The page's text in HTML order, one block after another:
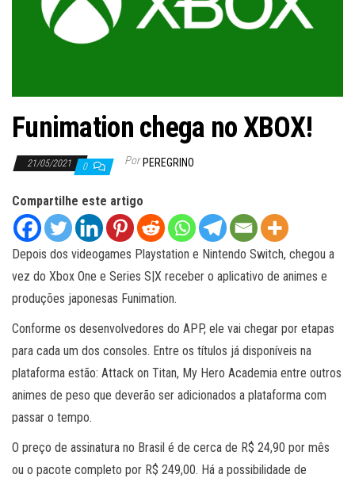
Funimation chega no XBOX!
21/05/2021 0 Por PEREGRINO
Compartilhe este artigo
Depois dos videogames Playstation e Nintendo Switch, chegou a
vez do Xbox One e Series S|X receber o aplicativo de animes e
produções japonesas Funimation.
Conforme os desenvolvedores do APP, ele vai chegar por etapas
para cada um dos consoles. Entre os títulos já disponíveis na
plataforma estão: Attack on Titan, My Hero Academia entre outros
animes de peso que deverão ser adicionados a plataforma com
passar o tempo.
O preço de assinatura no Brasil é de cerca de R$ 24,90 por mês
ou o pacote completo por R$ 249,00. Há a possibilidade de